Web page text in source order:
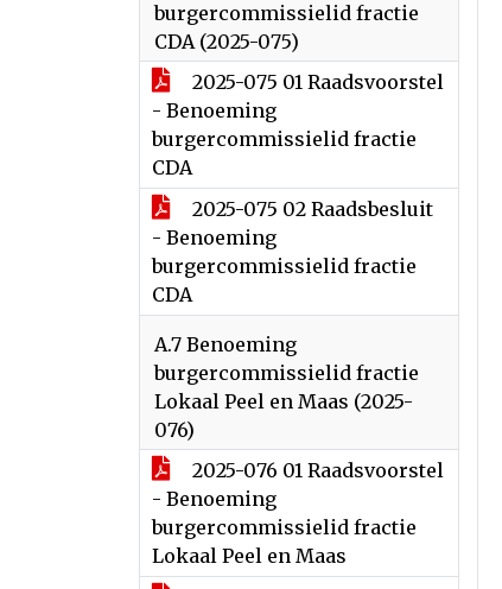
burgercommissielid fractie
CDA (2025-075)
2025-075 01 Raadsvoorstel
- Benoeming
burgercommissielid fractie
CDA
2025-075 02 Raadsbesluit
- Benoeming
burgercommissielid fractie
CDA
A.7 Benoeming
burgercommissielid fractie
Lokaal Peel en Maas (2025-
076)
2025-076 01 Raadsvoorstel
- Benoeming
burgercommissielid fractie
Lokaal Peel en Maas